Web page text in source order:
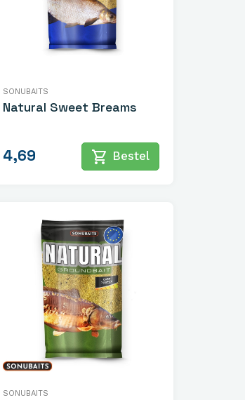
SONUBAITS
Natural Sweet Breams
4,69 shopping_cart Bestel
SONUBAITS